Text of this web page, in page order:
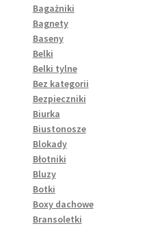
Bagażniki
Bagnety
Baseny
Belki
Belki tylne
Bez kategorii
Bezpieczniki
Biurka
Biustonosze
Blokady
Błotniki
Bluzy
Botki
Boxy dachowe
Bransoletki